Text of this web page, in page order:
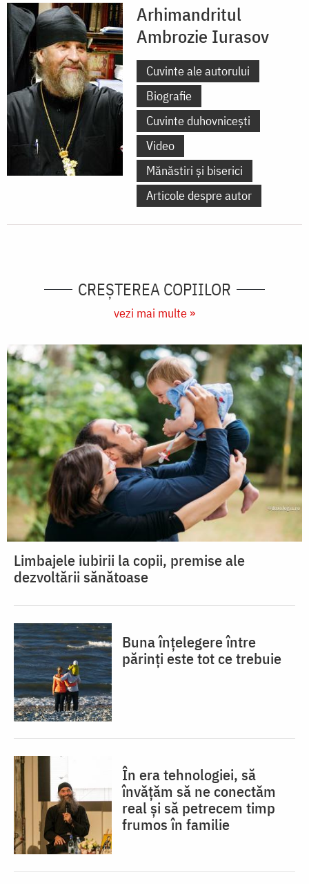
Arhimandritul
Ambrozie Iurasov
Cuvinte ale autorului
Biografie
Cuvinte duhovnicești
Video
Mănăstiri și biserici
Articole despre autor
CREŞTEREA COPIILOR
vezi mai multe »
Limbajele iubirii la copii, premise ale
dezvoltării sănătoase
Buna înțelegere între
părinți este tot ce trebuie
În era tehnologiei, să
învățăm să ne conectăm
real și să petrecem timp
frumos în familie